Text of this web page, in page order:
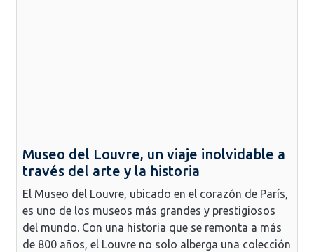
Museo del Louvre, un viaje inolvidable a
través del arte y la historia
El Museo del Louvre, ubicado en el corazón de París,
es uno de los museos más grandes y prestigiosos
del mundo. Con una historia que se remonta a más
de 800 años, el Louvre no solo alberga una colección